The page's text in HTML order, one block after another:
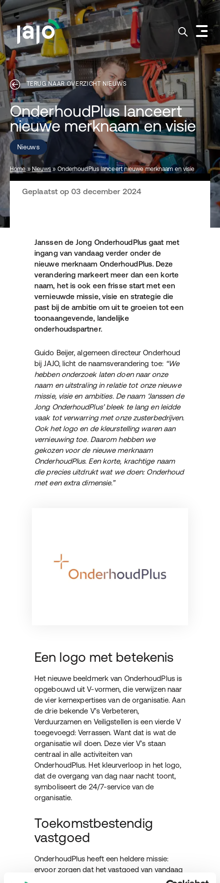
TERUG NAAR OVERZICHT NIEUWS
OnderhoudPlus lanceert
nieuwe merknaam en visie
Nieuws
Home » Nieuws» OnderhoudPlus lanceert nieuwe merknaam en visie
Geplaatst op 03 december 2024
Janssen de Jong OnderhoudPlus gaat met
ingang van vandaag verder onder de
nieuwe merknaam OnderhoudPlus. Deze
verandering markeert meer dan een korte
naam, het is ook een frisse start met een
vernieuwde missie, visie en strategie die
past bij de ambitie om uit te groeien tot een
toonaangevende, landelijke
onderhoudspartner.
Guido Beijer, algemeen directeur Onderhoud
bij JAJO, licht de naamsverandering toe: “We
hebben onderzoek laten doen naar onze
naam en uitstraling in relatie tot onze nieuwe
missie, visie en ambities. De naam ‘Janssen de
Jong OnderhoudPlus’ bleek te lang en leidde
vaak tot verwarring met onze zusterbedrijven.
Ook het logo en de kleurstelling waren aan
vernieuwing toe. Daarom hebben we
gekozen voor de nieuwe merknaam
OnderhoudPlus. Een korte, krachtige naam
die precies uitdrukt wat we doen: Onderhoud
met een extra dimensie.”
Een logo met betekenis
Het nieuwe beeldmerk van OnderhoudPlus is
opgebouwd uit V-vormen, die verwijzen naar
de vier kernexpertises van de organisatie. Aan
de drie bekende V’s Verbeteren,
Verduurzamen en Veiligstellen is een vierde V
toegevoegd: Verrassen. Want dat is wat de
organisatie wil doen. Deze vier V’s staan
centraal in alle activiteiten van
OnderhoudPlus. Het kleurverloop in het logo,
dat de overgang van dag naar nacht toont,
symboliseert de 24/7-service van de
organisatie.
Toekomstbestendig
vastgoed
OnderhoudPlus heeft een heldere missie:
ervoor zorgen dat het vastgoed van vandaag
“Wij onderhouden,